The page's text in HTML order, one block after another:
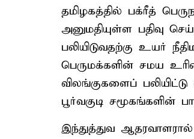
தமிழகத்தில் பக்ரீத்
அனுமதியுள்ள பதிவு
பலியிடுவதற்கு உயர்
பெருமக்களின் சமய
விலங்குகளைப்
பூர்வகுடி சமூகங்களின்
இந்துத்துவ